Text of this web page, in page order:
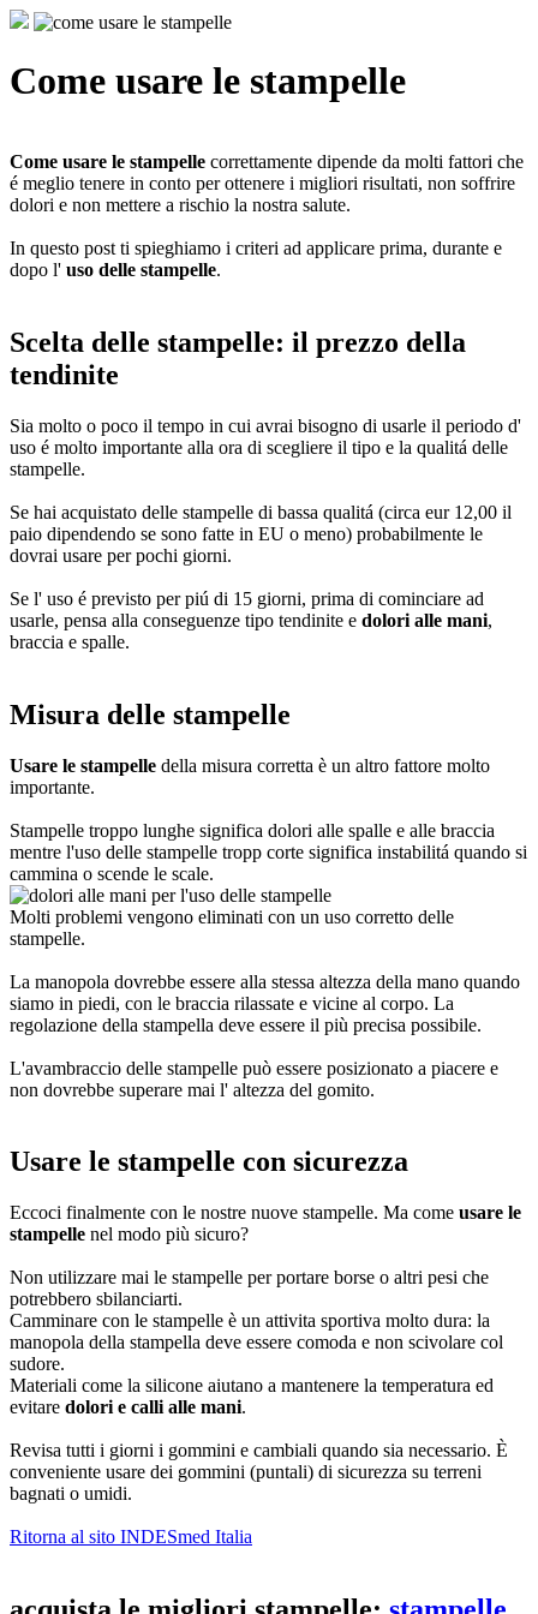
Come usare le stampelle
Come usare le stampelle correttamente dipende da molti fattori che
é meglio tenere in conto per ottenere i migliori risultati, non soffrire
dolori e non mettere a rischio la nostra salute.
In questo post ti spieghiamo i criteri ad applicare prima, durante e
dopo l' uso delle stampelle.
Scelta delle stampelle: il prezzo della
tendinite
Sia molto o poco il tempo in cui avrai bisogno di usarle il periodo d'
uso é molto importante alla ora di scegliere il tipo e la qualitá delle
stampelle.
Se hai acquistato delle stampelle di bassa qualitá (circa eur 12,00 il
paio dipendendo se sono fatte in EU o meno) probabilmente le
dovrai usare per pochi giorni.
Se l' uso é previsto per piú di 15 giorni, prima di cominciare ad
usarle, pensa alla conseguenze tipo tendinite e dolori alle mani,
braccia e spalle.
Misura delle stampelle
Usare le stampelle della misura corretta è un altro fattore molto
importante.
Stampelle troppo lunghe significa dolori alle spalle e alle braccia
mentre l'uso delle stampelle tropp corte significa instabilitá quando si
cammina o scende le scale.
Molti problemi vengono eliminati con un uso corretto delle
stampelle.
La manopola dovrebbe essere alla stessa altezza della mano quando
siamo in piedi, con le braccia rilassate e vicine al corpo. La
regolazione della stampella deve essere il più precisa possibile.
L'avambraccio delle stampelle può essere posizionato a piacere e
non dovrebbe superare mai l' altezza del gomito.
Usare le stampelle con sicurezza
Eccoci finalmente con le nostre nuove stampelle. Ma come usare le
stampelle nel modo più sicuro?
Non utilizzare mai le stampelle per portare borse o altri pesi che
potrebbero sbilanciarti.
Camminare con le stampelle è un attivita sportiva molto dura: la
manopola della stampella deve essere comoda e non scivolare col
sudore.
Materiali come la silicone aiutano a mantenere la temperatura ed
evitare dolori e calli alle mani.
Revisa tutti i giorni i gommini e cambiali quando sia necessario. È
conveniente usare dei gommini (puntali) di sicurezza su terreni
bagnati o umidi.
Ritorna al sito INDESmed Italia